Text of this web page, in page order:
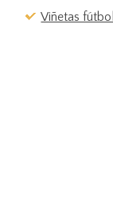
Viñetas fútbol